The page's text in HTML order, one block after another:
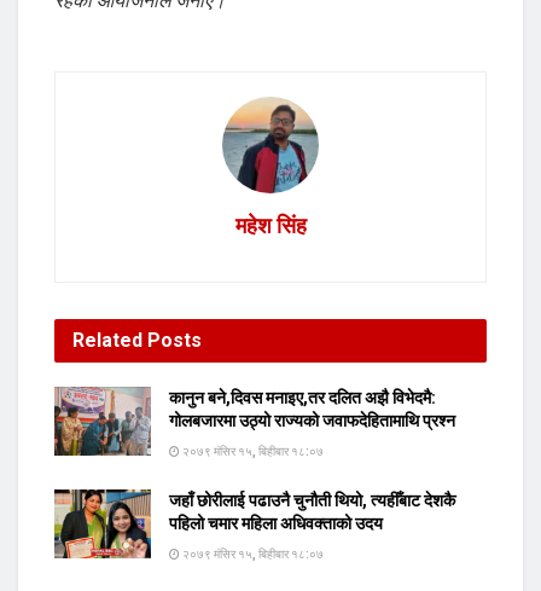
महेश सिंह
Related Posts
कानुन बने,दिवस मनाइए,तर दलित अझै विभेदमै:
गोलबजारमा उठ्यो राज्यको जवाफदेहितामाथि प्रश्न
२०७९ मंसिर १५, बिहीबार १८:०७
जहाँ छोरीलाई पढाउनै चुनौती थियो, त्यहीँबाट देशकै
पहिलो चमार महिला अधिवक्ताको उदय
२०७९ मंसिर १५, बिहीबार १८:०७